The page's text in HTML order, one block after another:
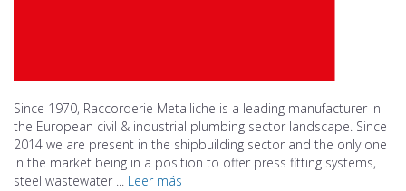
Since 1970, Raccorderie Metalliche is a leading manufacturer in
the European civil & industrial plumbing sector landscape. Since
2014 we are present in the shipbuilding sector and the only one
in the market being in a position to offer press fitting systems,
steel wastewater ... Leer más